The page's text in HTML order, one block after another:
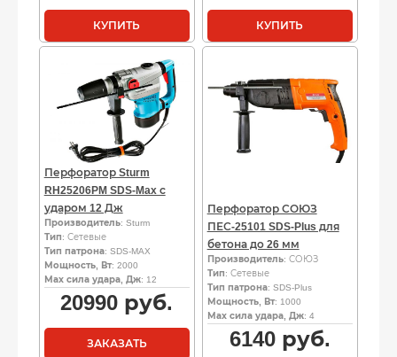
КУПИТЬ КУПИТЬ
Перфоратор Sturm
RH25206PM SDS-Max с
ударом 12 Дж
Производитель: Sturm
Тип: Сетевые
Тип патрона: SDS-MAX
Мощность, Вт: 2000
Мах сила удара, Дж: 12
20990 руб.
ЗАКАЗАТЬ
Перфоратор СОЮЗ
ПЕС-25101 SDS-Plus для
бетона до 26 мм
Производитель: СОЮЗ
Тип: Сетевые
Тип патрона: SDS-Plus
Мощность, Вт: 1000
Мах сила удара, Дж: 4
6140руб.